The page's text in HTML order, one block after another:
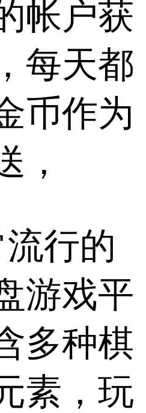
帐户获
每天都
币作为
，
行的
游戏平
多种棋
素，玩